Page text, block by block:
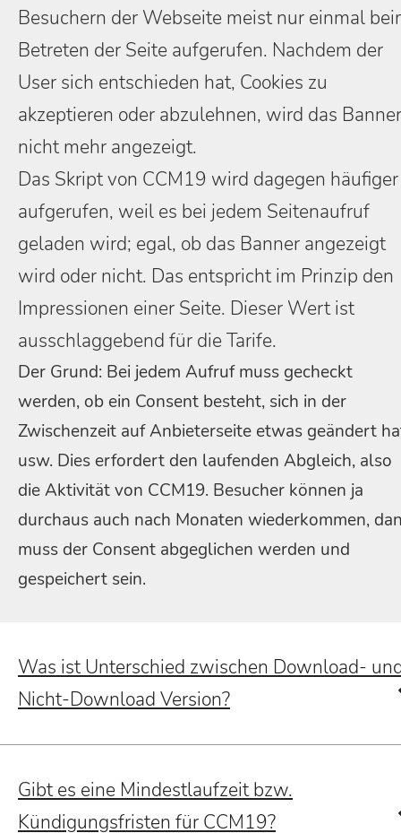
Besuchern der Webseite meist nur einmal
Betreten der Seite aufgerufen. Nachdem der
User sich entschieden hat, Cookies zu
akzeptieren oder abzulehnen, wird das Banner
nicht mehr angezeigt.
Das Skript von CCM19 wird dagegen häufiger
aufgerufen, weil es bei jedem Seitenaufruf
geladen wird; egal, ob das Banner angezeigt
wird oder nicht. Das entspricht im Prinzip den
Impressionen einer Seite. Dieser Wert ist
ausschlaggebend für die Tarife.
Der Grund: Bei jedem Aufruf muss gecheckt
werden, ob ein Consent besteht, sich in der
Zwischenzeit auf Anbieterseite etwas geändert
usw. Dies erfordert den laufenden Abgleich, also
die Aktivität von CCM19. Besucher können ja
durchaus auch nach Monaten wiederkommen,
muss der Consent abgeglichen werden und
gespeichert sein.
Was ist Unterschied zwischen Download-
Nicht-Download Version?
Gibt es eine Mindestlaufzeit bzw.
Kündigungsfristen für CCM19?